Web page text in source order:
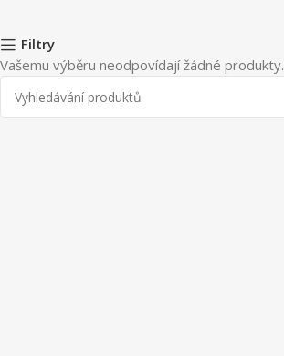
Filtry
Vašemu výběru neodpovídají žádné produkty.